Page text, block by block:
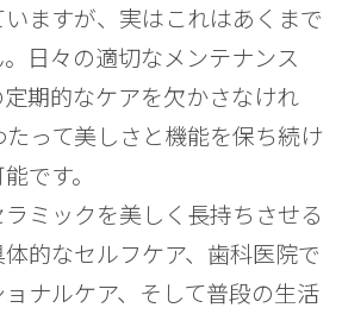
ますが、実はこれはあくまで
日々の適切なメンテナンス
期的なケアを欠かさなけれ
って美しさと機能を保ち続け
です。
ミックを美しく長持ちさせる
的なセルフケア、歯科医院で
ナルケア、そして普段の生活